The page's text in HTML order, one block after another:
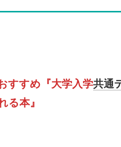
すすめ『大学入学共通
る本』